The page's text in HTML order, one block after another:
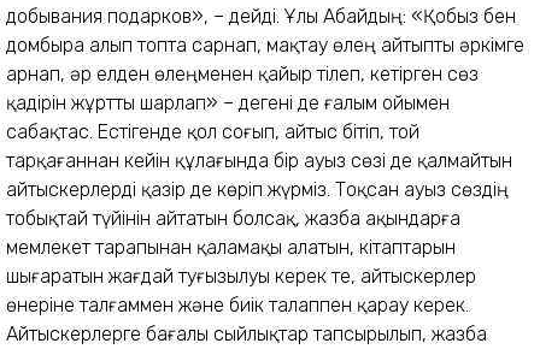
добывания подарков», – дейді. Ұлы Абайдың: «Қобыз бен
домбыра алып топта сарнап, мақтау өлең айтыпты әркімге
арнап, әр елден өлеңменен қайыр тілеп, кетірген сөз
қадірін жұртты шарлап» – дегені де ғалым ойымен
сабақтас. Естігенде қол соғып, айтыс бітіп, той
тарқағаннан кейін құлағында бір ауыз сөзі де қалмайтын
айтыскерлерді қазір де көріп жүрміз. Тоқсан ауыз сөздің
тобықтай түйінін айтатын болсақ, жазба ақындарға
мемлекет тарапынан қаламақы алатын, кітаптарын
шығаратын жағдай туғызылуы керек те, айтыскерлер
өнеріне талғаммен және биік талаппен қарау керек.
Айтыскерлерге бағалы сыйлықтар тапсырылып, жазба